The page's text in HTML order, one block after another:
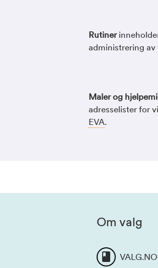
Rutiner
administrering
Maler og
adresselister for
EVA.
Om valg
VALG.NO